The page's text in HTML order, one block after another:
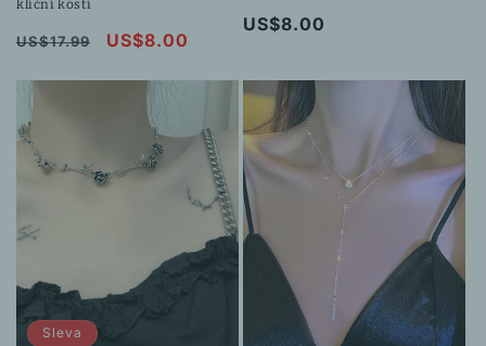
klíční kostí
Běžná
US$17.99
Výprodejová
US$8.00
Běžná
US$8.00
Sleva